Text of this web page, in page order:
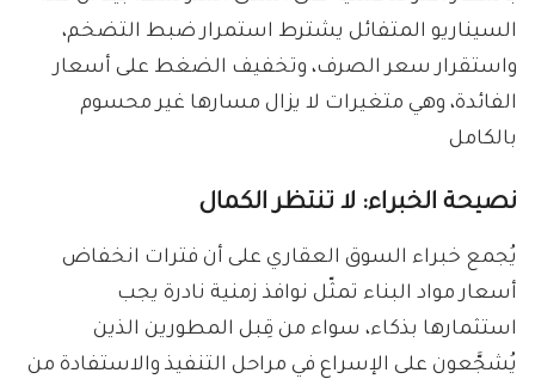
السيناريو المتفائل يشترط استمرار ضبط التضخم،
واستقرار سعر الصرف، وتخفيف الضغط على أسعار
الفائدة، وهي متغيرات لا يزال مسارها غير محسوم
بالكامل
نصيحة الخبراء: لا تنتظر الكمال
يُجمع خبراء السوق العقاري على أن فترات انخفاض
أسعار مواد البناء تمثّل نوافذ زمنية نادرة يجب
استثمارها بذكاء، سواء من قِبل المطورين الذين
يُشجَّعون على الإسراع في مراحل التنفيذ والاستفادة من